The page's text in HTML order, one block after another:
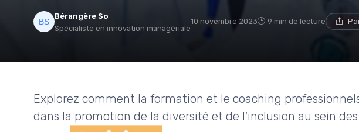
Bérangère So
Spécialiste en innovation managériale
10 novembre 2023 9 min de lecture
Explorez comment la formation et le coaching
dans la promotion de la diversité et de l'inclusion au sein